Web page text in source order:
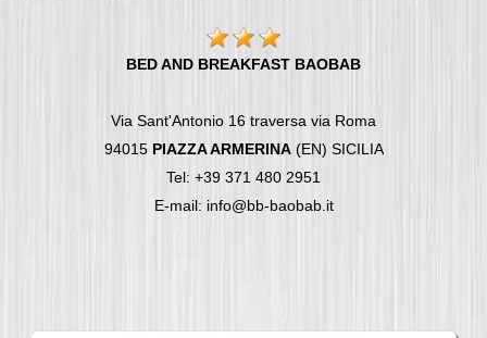
BED AND BREAKFAST BAOBAB
Via Sant'Antonio 16 traversa via Roma
94015 PIAZZA ARMERINA(EN) SICILIA
Tel: +39 371 480 2951
E-mail: info@bb-baobab.it